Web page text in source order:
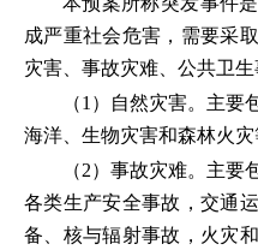
成严重社会危害，需要采
灾害、事故灾难、公共卫生
（1）自然灾害。主要
海洋、生物灾害和森林火灾
（2）事故灾难。主
各类生产安全事故，交通
备、核与辐射事故，火灾